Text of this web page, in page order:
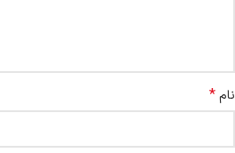
نام*